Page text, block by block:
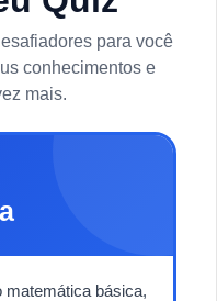
para você
conhecimentos e
mais.
matemática básica,